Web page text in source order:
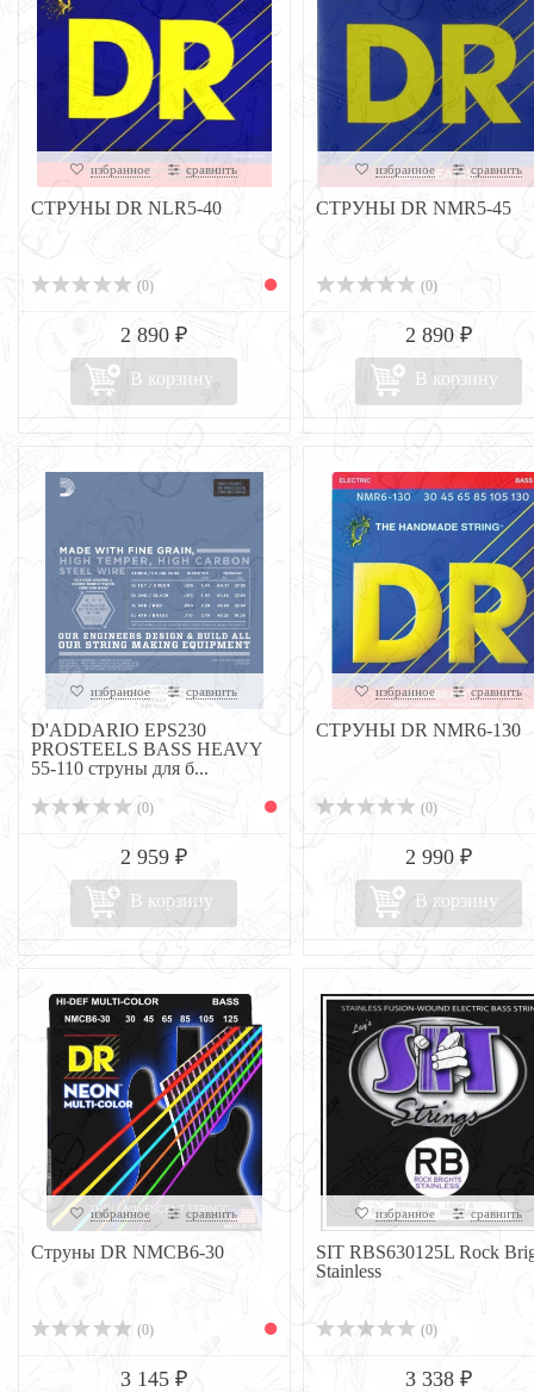
избранное сравнить
СТРУНЫ DR NLR5-40
(0)
2 890 ₽
В корзину
избранное сравнить
СТРУНЫ DR NМR5-45
(0)
2 890 ₽
В корзину
избранное сравнить
D'ADDARIO EPS230
PROSTEELS BASS HEAVY
55-110 струны для б...
(0)
2 959 ₽
В корзину
избранное сравнить
СТРУНЫ DR NMR6-130
(0)
2 990 ₽
В корзину
избранное сравнить
Струны DR NMCB6-30
(0)
3 145 ₽
избранное сравнить
SIT RBS630125L Rock
Stainless
(0)
3 338 ₽